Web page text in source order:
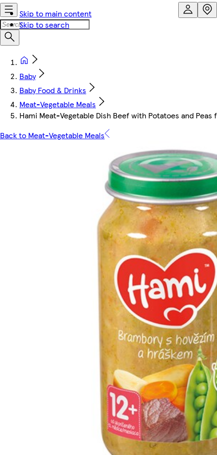
Skip to main content
Skip to search
Baby
Baby Food & Drinks
Meat-Vegetable Meals
Hami Meat-Vegetable Dish Beef with Potatoes and
Back to Meat-Vegetable Meals